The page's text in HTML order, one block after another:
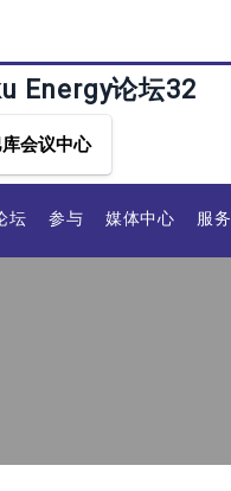
Energy论坛32
会议中心
坛 参与 媒体中心 服务